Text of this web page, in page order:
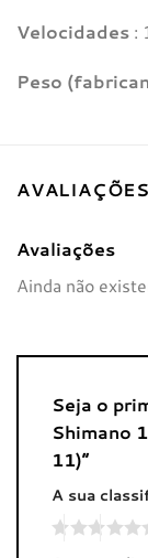
Velocidades :
Peso
Avaliações
Ainda não
Seja o
Shimano
11)”
A sua